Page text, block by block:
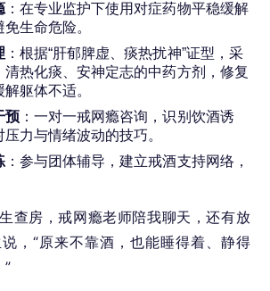
：在专业监护下使用对症药物平稳缓解
生命危险。
：根据“肝郁脾虚、痰热扰神”证型，采
清热化痰、安神定志的中药方剂，修复
躯体不适。
预：一对一戒网瘾咨询，识别饮酒诱
力与情绪波动的技巧。
：参与团体辅导，建立戒酒支持网络，
查房，戒网瘾老师陪我聊天，还有放
，“原来不靠酒，也能睡得着、静得
”